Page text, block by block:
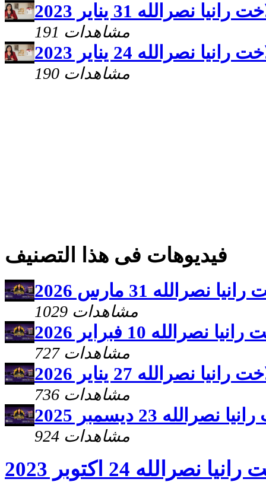
نصرالله 31 يناير 2023
191 مشاهدات
نصرالله 24 يناير 2023
190 مشاهدات
فيديوهات فى هذا التصنيف
31 مارس 2026
1029 مشاهدات
10 فبراير 2026
727 مشاهدات
نصرالله 27 يناير 2026
736 مشاهدات
23 ديسمبر 2025
924 مشاهدات
24 اكتوبر 2023